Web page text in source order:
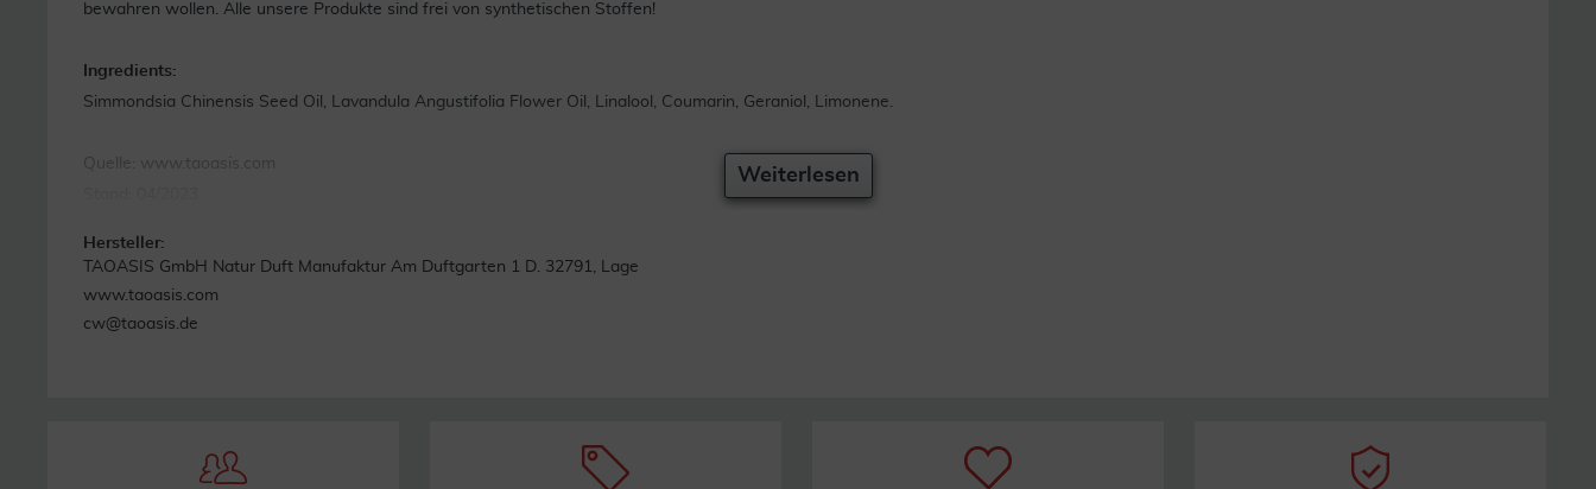
bewahren wollen. Alle unsere Produkte sind frei von synthetischen Stoffen!
Ingredients:
Simmondsia Chinensis Seed Oil, Lavandula Angustifolia Flower Oil, Linalool, Coumarin, Geraniol, Limonene.
Quelle: www.taoasis.com
Weiterlesen
Hersteller:
TAOASIS GmbH Natur Duft Manufaktur Am Duftgarten 1 D. 32791, Lage
www.taoasis.com
cw@taoasis.de